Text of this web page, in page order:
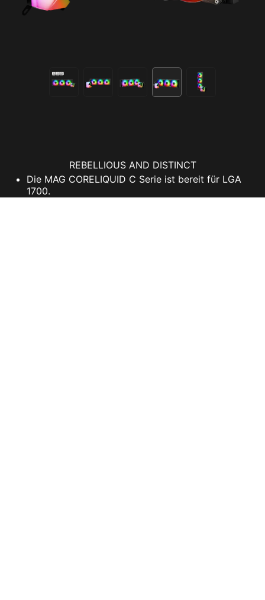
REBELLIOUS AND DISTINCT
Die MAG CORELIQUID C Serie ist bereit für LGA
1700.